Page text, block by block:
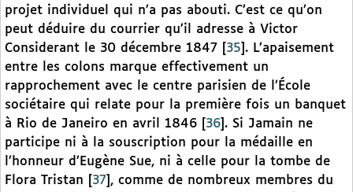
projet individuel qui n’a pas abouti. C’est ce qu’on
peut déduire du courrier qu’il adresse à Victor
Considerant le 30 décembre 1847
35 . L’apaisement
entre les colons marque effectivement un
rapprochement avec le centre parisien de l’École
sociétaire qui relate pour la première fois un banquet
à Rio de Janeiro en avril 1846
36 . Si Jamain ne
participe ni à la souscription pour la médaille en
l’honneur d’Eugène Sue, ni à celle pour la tombe de
Flora Tristan
37 , comme de nombreux membres du